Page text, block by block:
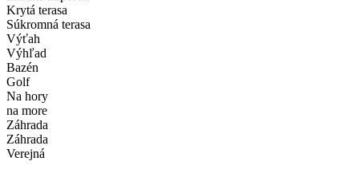
Krytá terasa
Súkromná terasa
Výťah
Výhľad
Bazén
Golf
Na hory
na more
Záhrada
Záhrada
Verejná